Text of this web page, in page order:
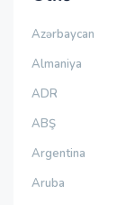
Azərbaycan
Almaniya
ADR
ABŞ
Argentina
Aruba